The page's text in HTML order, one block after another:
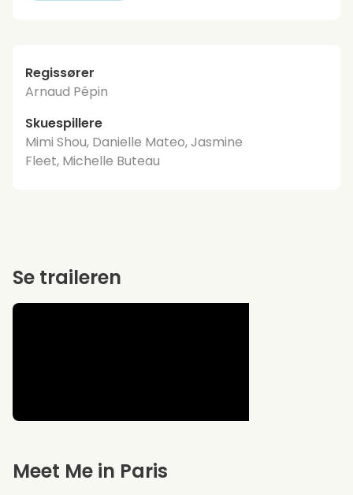
Regissører
Arnaud Pépin
Skuespillere
Mimi Shou, Danielle Mateo, Jasmine
Fleet, Michelle Buteau
Meet Me in Paris
Se traileren